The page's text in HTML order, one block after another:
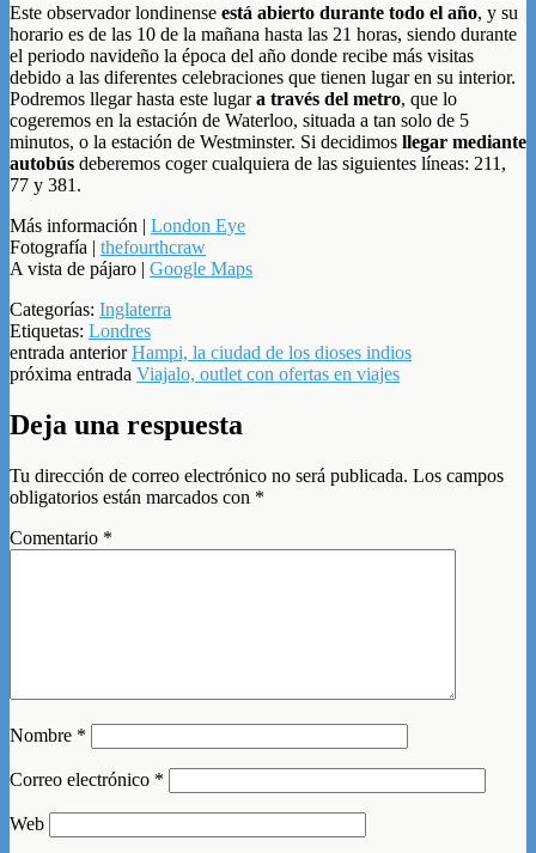
Este observador londinense está abierto durante todo el año, y su
horario es de las 10 de la mañana hasta las 21 horas, siendo durante
el periodo navideño la época del año donde recibe más visitas
debido a las diferentes celebraciones que tienen lugar en su interior.
Podremos llegar hasta este lugara través del metro, que lo
cogeremos en la estación de Waterloo, situada a tan solo de 5
minutos, o la estación de Westminster. Si decidimos llegar mediante
autobús deberemos coger cualquiera de las siguientes líneas: 211,
77 y 381.
Más información | London Eye
Fotografía | thefourthcraw
A vista de pájaro | Google Maps
Categorías: Inglaterra
Etiquetas: Londres
entrada anteriorHampi, la ciudad de los dioses indios
próxima entrada Viajalo, outlet con ofertas en viajes
Deja una respuesta
Tu dirección de correo electrónico no será publicada. Los campos
obligatorios están marcados con *
Comentario *
Nombre *
Correo electrónico *
Web